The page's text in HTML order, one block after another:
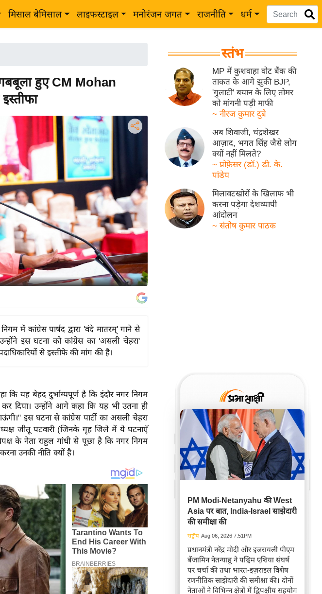
मिसाल बेमिसाल लाइफस्टाइल मनोरंजन जगत राजनीति धर्म
हुए CM Mohan
में कांग्रेस पार्षद द्वारा 'वंदे मातरम्' गाने से
इस घटना को कांग्रेस का 'असली चेहरा'
से इस्तीफे की मांग की है।
कि यह बेहद दुर्भाग्यपूर्ण है कि इंदौर नगर निगम
दिया। उन्होंने आगे कहा कि यह भी उतना ही
इस घटना से कांग्रेस पार्टी का असली चेहरा
जीतू पटवारी (जिनके गृह जिले में ये घटनाएँ
के नेता राहुल गांधी से पूछा है कि नगर निगम
करना उनकी नीति क्यों है।
स्तंभ
MP में कुशवाहा वोट बैंक की
ताकत के आगे झुकी BJP,
'गुलाटी' बयान के लिए तोमर
को मांगनी पड़ी माफी
~ नीरज कुमार दुबे
अब शिवाजी, चंद्रशेखर
आज़ाद, भगत सिंह जैसे लोग
क्यों नहीं मिलते?
~ प्रोफ़ेसर (डॉ.) डी. के.
पांडेय
मिलावटखोरों के खिलाफ भी
करना पड़ेगा देशव्यापी
आंदोलन
~ संतोष कुमार पाठक
PM Modi-Netanyahu की West
Asia पर बात, India-Israel साझेदारी
की समीक्षा की
राष्ट्रीय Aug 06, 2026 7:51PM
प्रधानमंत्री नरेंद्र मोदी और इजरायली पीएम
बेंजामिन नेतन्याहू ने पश्चिम एशिया संघर्ष
पर चर्चा की तथा भारत-इज़राइल विशेष
रणनीतिक साझेदारी की समीक्षा की। दोनों
नेताओं ने विभिन्न क्षेत्रों में द्विपक्षीय सहयोग